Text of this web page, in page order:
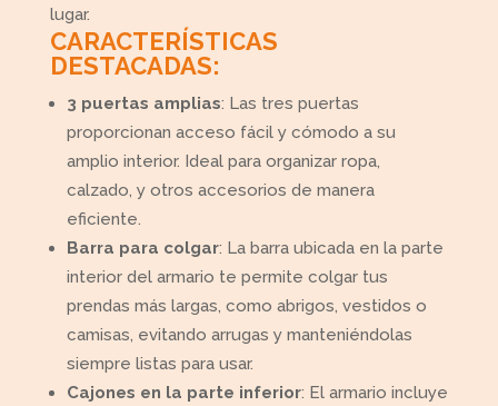
lugar.
CARACTERÍSTICAS
DESTACADAS:
3 puertas amplias: Las tres puertas
proporcionan acceso fácil y cómodo a su
amplio interior. Ideal para organizar ropa,
calzado, y otros accesorios de manera
eficiente.
Barra para colgar: La barra ubicada en la parte
interior del armario te permite colgar tus
prendas más largas, como abrigos, vestidos o
camisas, evitando arrugas y manteniéndolas
siempre listas para usar.
Cajones en la parte inferior: El armario incluye